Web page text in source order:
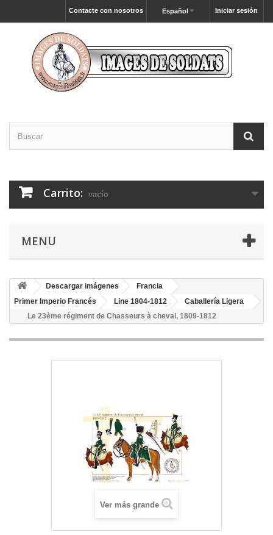
Iniciar sesión
Español
Contacte con nosotros
Carrito: vacío
MENU
Descargar imágenes
Francia
Primer Imperio Francés
Line 1804-1812
Caballería Ligera
Le 23ème régiment de Chasseurs à cheval, 1809-1812
Ver más grande